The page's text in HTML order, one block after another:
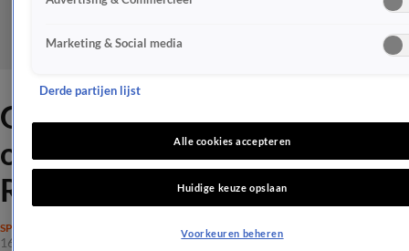
Gerard Joling reageert op
ontbloot bovenlijf van
Raymond Mens
SPRAAKMAKEND
16 juni 2026, 13:13
Marketing & Social media
Derde partijen lijst
Alle cookies accepteren
Huidige keuze opslaan
Voorkeuren beheren